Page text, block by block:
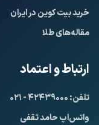
خرید بیت کوین در ایران
مقاله‌های طلا
ارتباط و اعتماد
تلفن: ۴۲۴۳۹۰۰۰ - ۰۲۱
واتس‌اپ حامد ثقفی